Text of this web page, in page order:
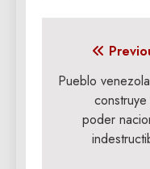
de
entradas
Pueblo
construye
poder